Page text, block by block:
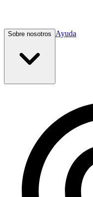
Sobre nosotros Ayuda